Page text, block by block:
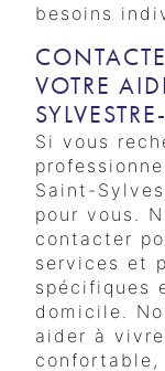
besoins
VOTRE
Si vous
Saint-
pour vous.
contacter
services et
spécifiques
domicile.
aider à